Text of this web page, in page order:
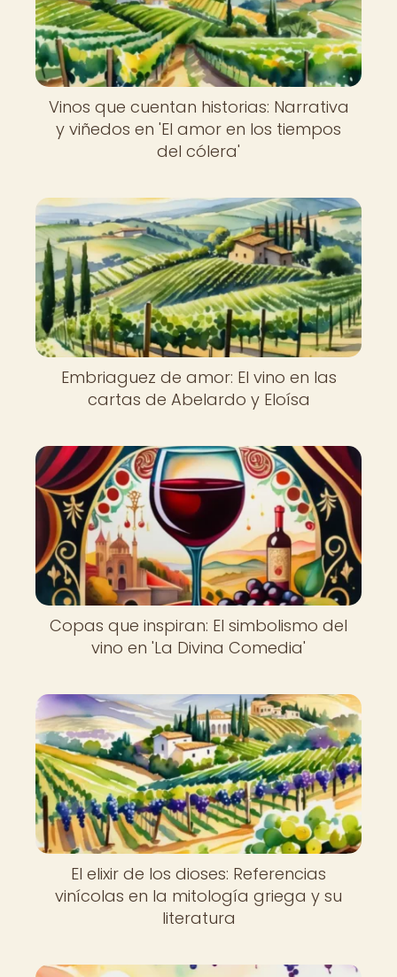
Vinos que cuentan historias: Narrativa
y viñedos en 'El amor en los tiempos
del cólera'
Embriaguez de amor: El vino en las
cartas de Abelardo y Eloísa
Copas que inspiran: El simbolismo del
vino en 'La Divina Comedia'
El elixir de los dioses: Referencias
vinícolas en la mitología griega y su
literatura